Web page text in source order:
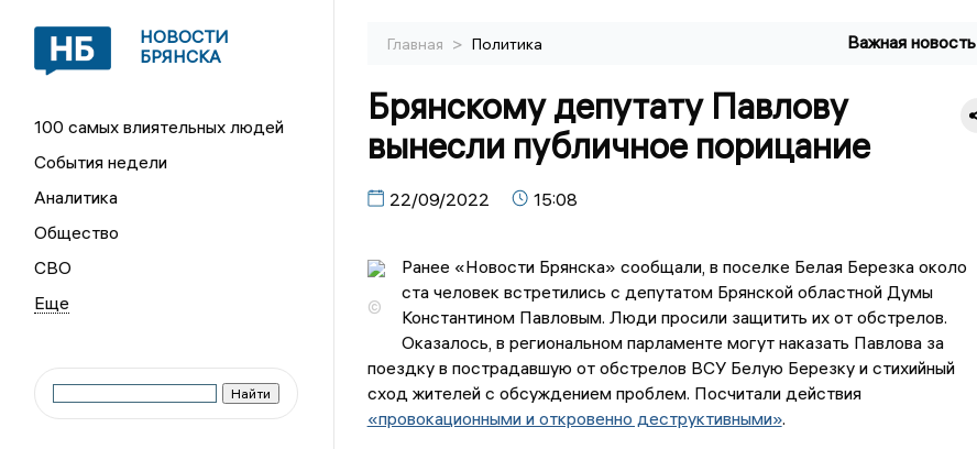
НОВОСТИ
БРЯНСКА
100 самых влиятельных людей
События недели
Аналитика
Общество
СВО
Главная > Политика Важная новость
Брянскому депутату Павлову
вынесли публичное порицание
22/09/2022 15:08
©
Ранее «Новости Брянска» сообщали, в поселке Белая Березка около
ста человек встретились с депутатом Брянской областной Думы
Константином Павловым. Люди просили защитить их от обстрелов.
Оказалось, в региональном парламенте могут наказать Павлова за
поездку в пострадавшую от обстрелов ВСУ Белую Березку и стихийный
сход жителей с обсуждением проблем. Посчитали действия
«провокационными и откровенно деструктивными».